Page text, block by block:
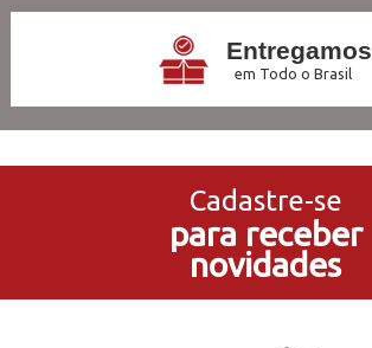
Entregamos
em Todo o Brasil
no Cartão de Crédito
5% de Desconto
no Pagamento PIX
Cadastre-se
para receber
novidades